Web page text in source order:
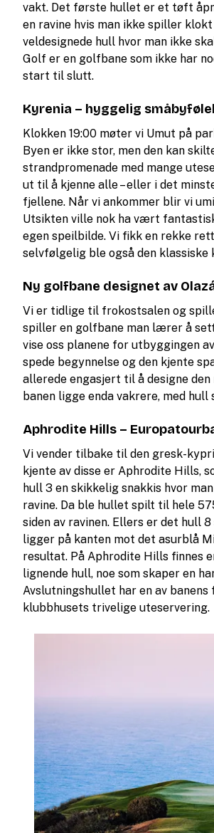
vakt. Det første hullet er et tøft
en ravine hvis man ikke spiller
veldesignede hull hvor man ikke
Golf er en golfbane som ikke har
start til slutt.
Kyrenia – hyggelig
Klokken 19:00 møter vi Umut på
Byen er ikke stor, men den kan
strandpromenade med mange
ut til å kjenne alle – eller i det
fjellene. Når vi ankommer blir vi
Utsikten ville nok ha vært
egen speilbilde. Vi fikk en rekke
selvfølgelig ble også den
Ny golfbane designet av
Vi er tidlige til frokostsalen og
spiller en golfbane man lærer å
vise oss planene for utbyggingen
spede begynnelse og den kjente
allerede engasjert til å designe
banen ligge enda vakrere, med
Aphrodite Hills –
Vi vender tilbake til den gresk-
kjente av disse er Aphrodite Hills,
hull 3 en skikkelig snakkis hvor
ravine. Da ble hullet spilt til hele
siden av ravinen. Ellers er det hull
ligger på kanten mot det asurblå
resultat. På Aphrodite Hills finnes
lignende hull, noe som skaper en
Avslutningshullet har en av
klubbhusets trivelige uteservering.